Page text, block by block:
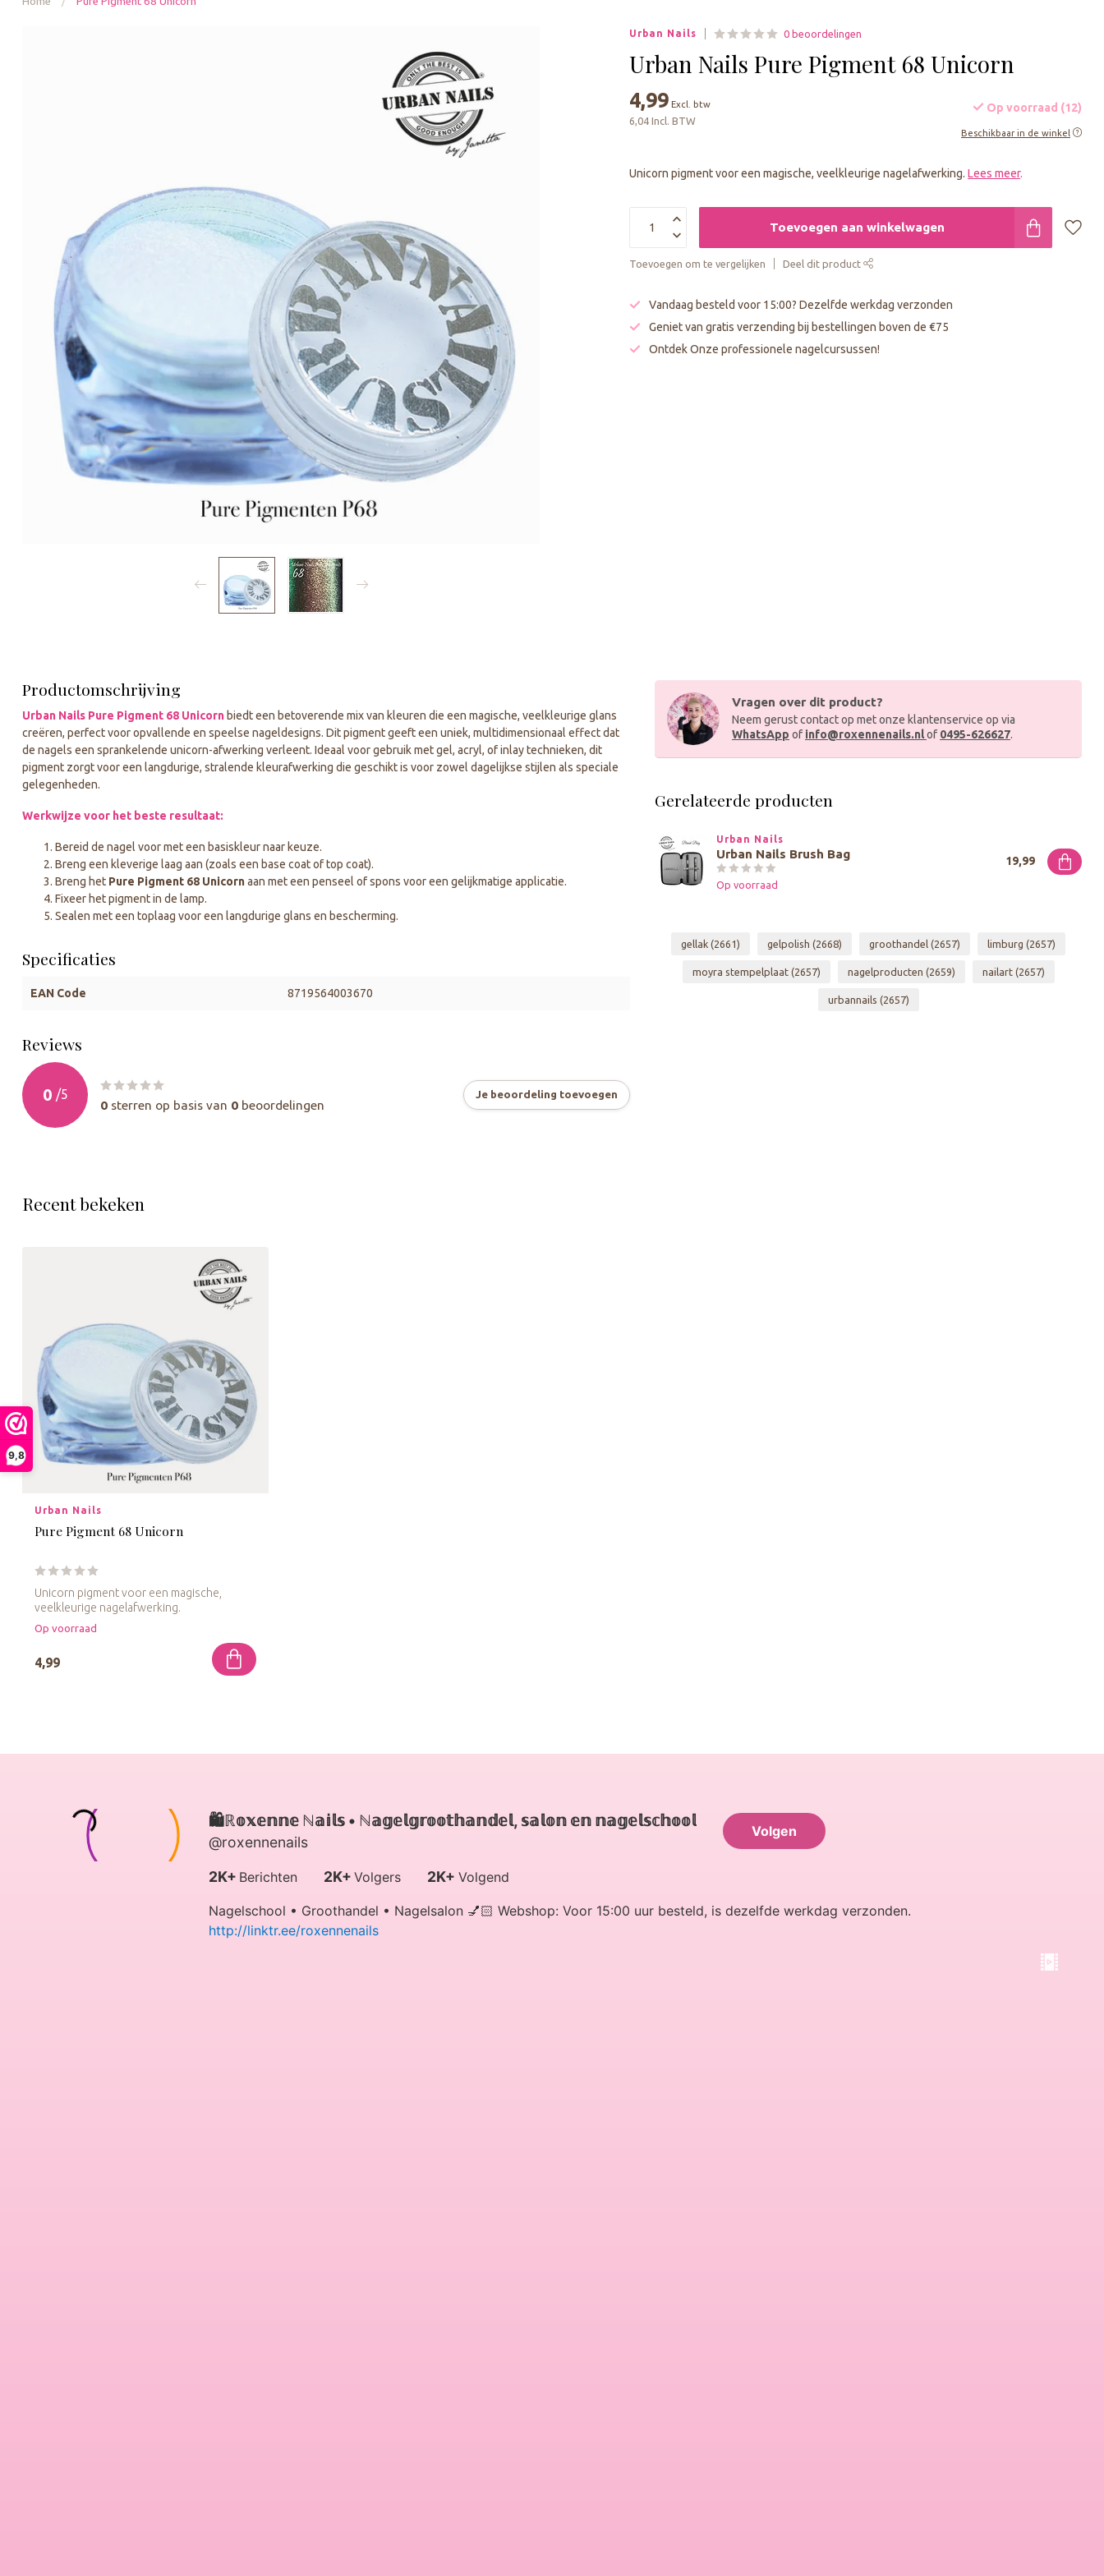
9,8
gaan.
Als
u
met
aanraaktoetsen
werkt,
kunt
Urban Nails 0 beoordelingen
Urban Nails Pure Pigment 68 Unicorn
4,99 Excl. btw
6,04 Incl. BTW
Op voorraad (12)
Beschikbaar in de winkel
Unicorn pigment voor een magische, veelkleurige nagelafwerking.Lees meer.
Toevoegen aan winkelwagen
Toevoegen om te vergelijken Deel dit product
Vandaag besteld voor 15:00? Dezelfde werkdag verzonden
Geniet van gratis verzending bij bestellingen boven de €75
Ontdek Onze professionele nagelcursussen!
Productomschrijving
Urban Nails Pure Pigment 68 Unicorn biedt een betoverende mix van kleuren die een magische, veelkleurige glans
creëren, perfect voor opvallende en speelse nageldesigns. Dit pigment geeft een uniek, multidimensionaal effect dat
de nagels een sprankelende unicorn-afwerking verleent. Ideaal voor gebruik met gel, acryl, of inlay technieken, dit
pigment zorgt voor een langdurige, stralende kleurafwerking die geschikt is voor zowel dagelijkse stijlen als speciale
gelegenheden.
Werkwijze voor het beste resultaat:
Bereid de nagel voor met een basiskleur naar keuze.
Breng een kleverige laag aan (zoals een base coat of top coat).
Breng het Pure Pigment 68 Unicornaan met een penseel of spons voor een gelijkmatige applicatie.
Fixeer het pigment in de lamp.
Sealen met een toplaag voor een langdurige glans en bescherming.
Specificaties
EAN Code 8719564003670
Reviews
0 /5
0 sterren op basis van 0 beoordelingen
Je beoordeling toevoegen
Vragen over dit product?
Neem gerust contact op met onze klantenservice op via
WhatsApp of info@roxennenails.nlof 0495-626627.
Gerelateerde producten
Urban Nails
Urban Nails Brush Bag
Op voorraad
19,99
gellak (2661) gelpolish (2668) groothandel (2657) limburg (2657)
moyra stempelplaat (2657) nagelproducten (2659) nailart (2657)
urbannails (2657)
Recent bekeken
Urban Nails
Pure Pigment 68 Unicorn
Unicorn pigment voor een magische,
veelkleurige nagelafwerking.
Op voorraad
4,99